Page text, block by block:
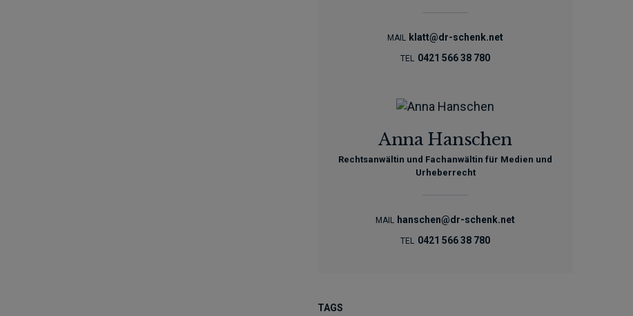
MAIL klatt@dr-schenk.net
TEL 0421 566 38 780
Anna Hanschen
Rechtsanwältin und Fachanwältin für Medien und
Urheberrecht
MAIL hanschen@dr-schenk.net
TEL 0421 566 38 780
TAGS